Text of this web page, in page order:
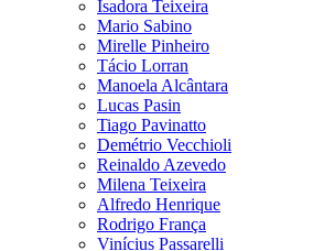
Isadora Teixeira
Mario Sabino
Mirelle Pinheiro
Tácio Lorran
Manoela Alcântara
Lucas Pasin
Tiago Pavinatto
Demétrio Vecchioli
Reinaldo Azevedo
Milena Teixeira
Alfredo Henrique
Rodrigo França
Vinícius Passarelli